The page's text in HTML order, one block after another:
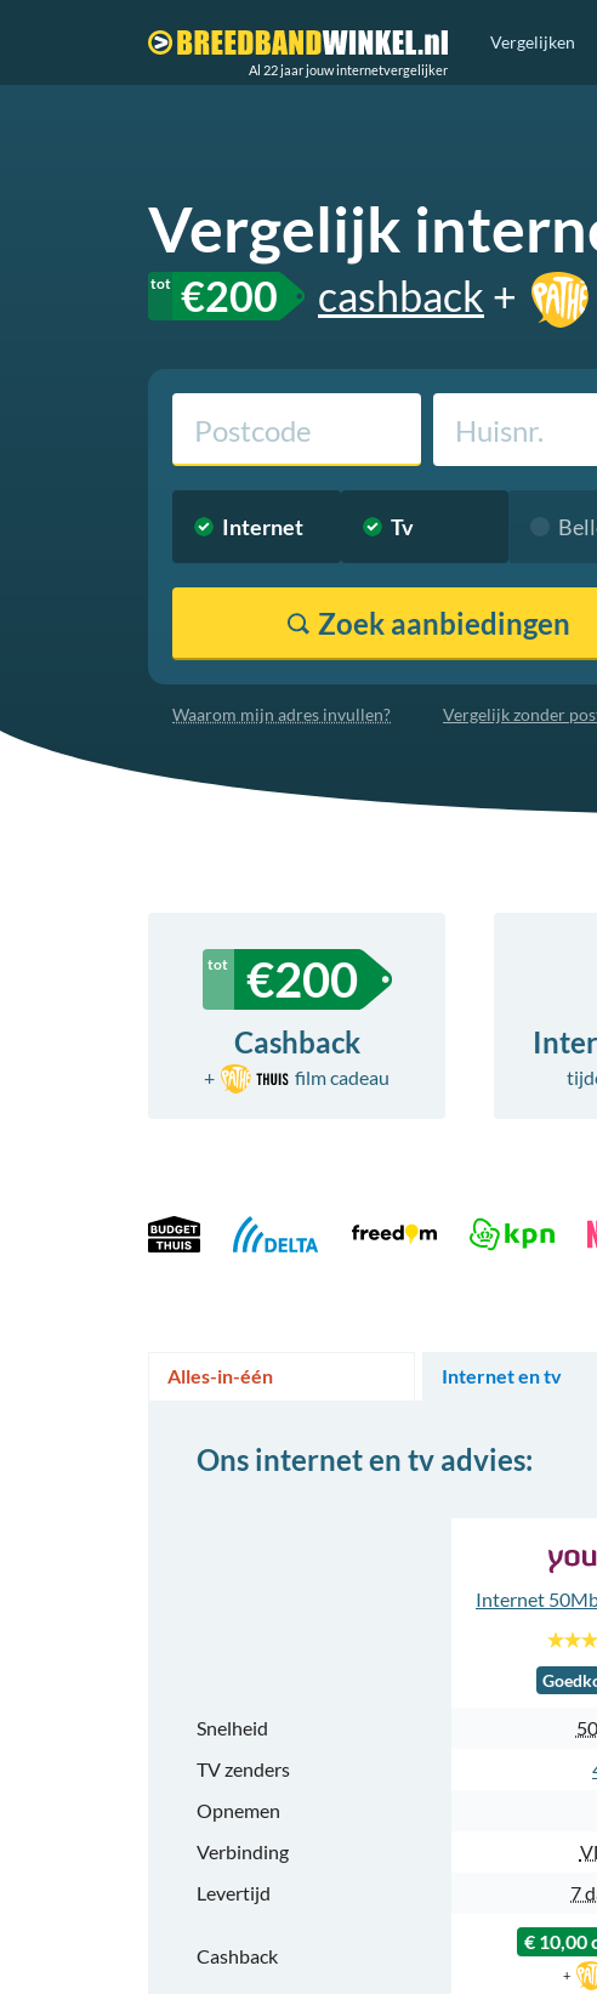
Al 22 jaar jouw internetvergelijker
Vergelijken
Vergelijk
€200 cashback +
Internet Tv
Zoek aanbiedingen
Vergelijk zonder
Waarom mijn adres invullen?
€200
Cashback
+ filmcadeau
Alles-in-één Internet en tv
Ons internet en tv advies:
Snelheid 50
TV zenders
Opnemen
Verbinding
Levertijd
7
Cashback
€ 10,00
+